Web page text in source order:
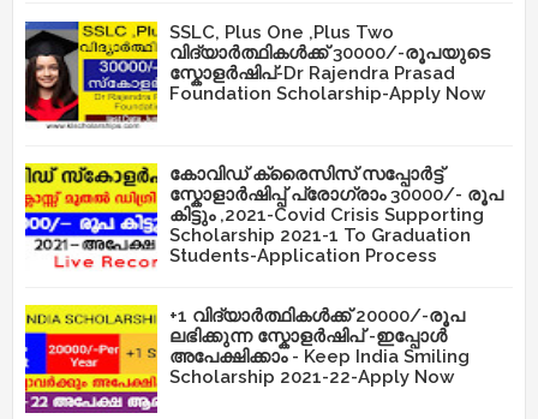
SSLC, Plus One ,Plus Two
വിദ്യാർത്ഥികൾക്ക് 30000/-രൂപയുടെ
സ്കോളർഷിപ്-Dr Rajendra Prasad
Foundation Scholarship-Apply Now
കോവിഡ് ക്രൈസിസ് സപ്പോർട്ട്
സ്കോളാർഷിപ്പ് പ്രോഗ്രാം 30000/- രൂപ
കിട്ടും ,2021-Covid Crisis Supporting
Scholarship 2021-1 To Graduation
Students-Application Process
+1 വിദ്യാർത്ഥികൾക്ക് 20000/-രൂപ
ലഭിക്കുന്ന സ്കോളർഷിപ് -ഇപ്പോൾ
അപേക്ഷിക്കാം - Keep India Smiling
Scholarship 2021-22-Apply Now